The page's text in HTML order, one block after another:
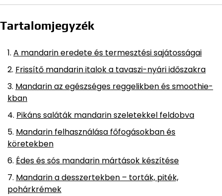
Tartalomjegyzék
A mandarin eredete és termesztési sajátosságai
Frissítő mandarin italok a tavaszi-nyári időszakra
Mandarin az egészséges reggelikben és smoothie-
kban
Pikáns saláták mandarin szeletekkel feldobva
Mandarin felhasználása főfogásokban és
köretekben
Édes és sós mandarin mártások készítése
Mandarin a desszertekben – torták, piték,
pohárkrémek